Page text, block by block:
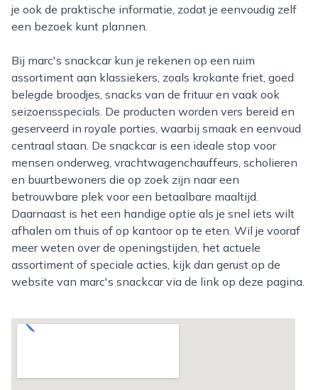
je ook de praktische informatie, zodat je eenvoudig zelf
een bezoek kunt plannen.
Bij marc's snackcar kun je rekenen op een ruim
assortiment aan klassiekers, zoals krokante friet, goed
belegde broodjes, snacks van de frituur en vaak ook
seizoensspecials. De producten worden vers bereid en
geserveerd in royale porties, waarbij smaak en eenvoud
centraal staan. De snackcar is een ideale stop voor
mensen onderweg, vrachtwagenchauffeurs, scholieren
en buurtbewoners die op zoek zijn naar een
betrouwbare plek voor een betaalbare maaltijd.
Daarnaast is het een handige optie als je snel iets wilt
afhalen om thuis of op kantoor op te eten. Wil je vooraf
meer weten over de openingstijden, het actuele
assortiment of speciale acties, kijk dan gerust op de
website van marc's snackcar via de link op deze pagina.